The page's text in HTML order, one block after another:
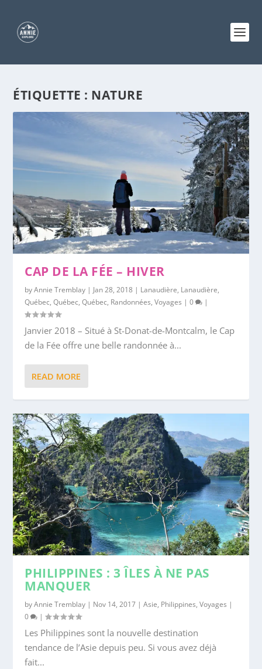
ÉTIQUETTE : NATURE
CAP DE LA FÉE – HIVER
byAnnie Tremblay | Jan 28, 2018 | Lanaudière, Lanaudière,
Québec,Québec,Québec, Randonnées,Voyages |0 |
Janvier 2018 – Situé à St-Donat-de-Montcalm, le Cap
de la Fée offre une belle randonnée à...
READ MORE
PHILIPPINES : 3 ÎLES À NE PAS
MANQUER
byAnnie Tremblay | Nov 14, 2017 |Asie, Philippines,Voyages |
0
|
Les Philippines sont la nouvelle destination
tendance de l’Asie depuis peu. Si vous avez déjà
fait...